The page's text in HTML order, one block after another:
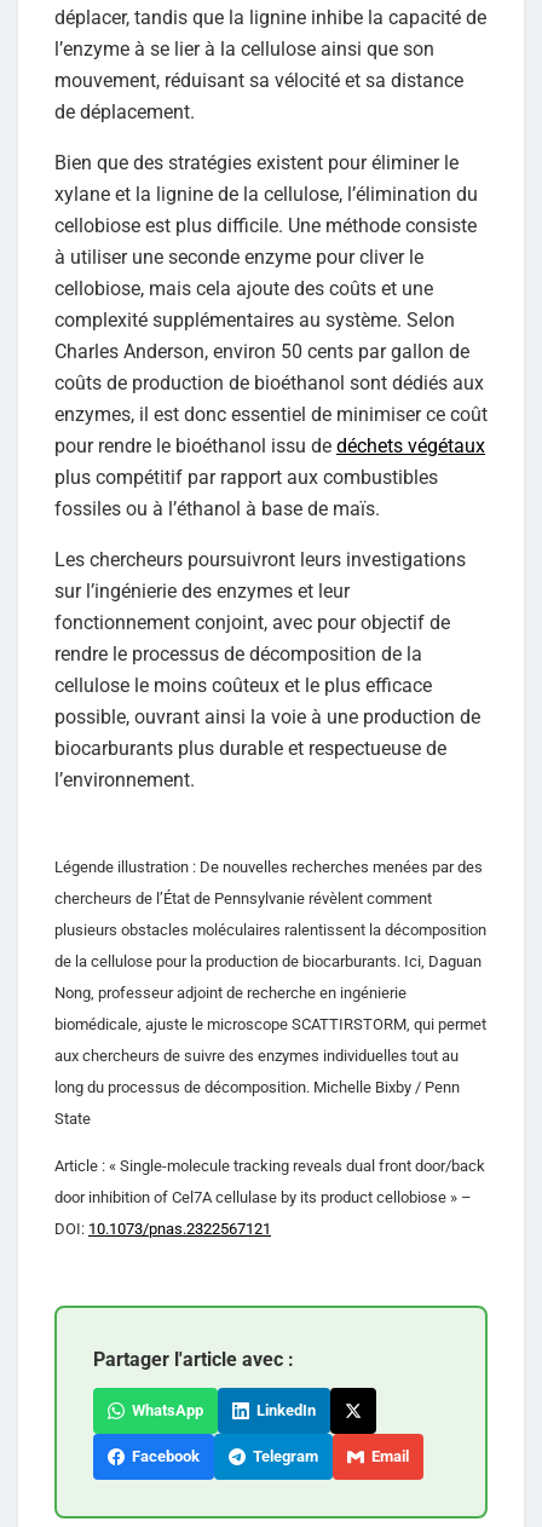
déplacer, tandis que la lignine inhibe la capacité de
l’enzyme à se lier à la cellulose ainsi que son
mouvement, réduisant sa vélocité et sa distance
de déplacement.
Bien que des stratégies existent pour éliminer le
xylane et la lignine de la cellulose, l’élimination du
cellobiose est plus difficile. Une méthode consiste
à utiliser une seconde enzyme pour cliver le
cellobiose, mais cela ajoute des coûts et une
complexité supplémentaires au système. Selon
Charles Anderson, environ 50 cents par gallon de
coûts de production de bioéthanol sont dédiés aux
enzymes, il est donc essentiel de minimiser ce coût
pour rendre le bioéthanol issu de déchets végétaux
plus compétitif par rapport aux combustibles
fossiles ou à l’éthanol à base de maïs.
Les chercheurs poursuivront leurs investigations
sur l’ingénierie des enzymes et leur
fonctionnement conjoint, avec pour objectif de
rendre le processus de décomposition de la
cellulose le moins coûteux et le plus efficace
possible, ouvrant ainsi la voie à une production de
biocarburants plus durable et respectueuse de
l’environnement.
Légende illustration : De nouvelles recherches menées par des
chercheurs de l’État de Pennsylvanie révèlent comment
plusieurs obstacles moléculaires ralentissent la décomposition
de la cellulose pour la production de biocarburants. Ici, Daguan
Nong, professeur adjoint de recherche en ingénierie
biomédicale, ajuste le microscope SCATTIRSTORM, qui permet
aux chercheurs de suivre des enzymes individuelles tout au
long du processus de décomposition. Michelle Bixby / Penn
State
Article : « Single-molecule tracking reveals dual front door/back
door inhibition of Cel7A cellulase by its product cellobiose » –
DOI: 10.1073/pnas.2322567121
Partager l'article avec :
WhatsApp LinkedIn
Facebook Telegram Email